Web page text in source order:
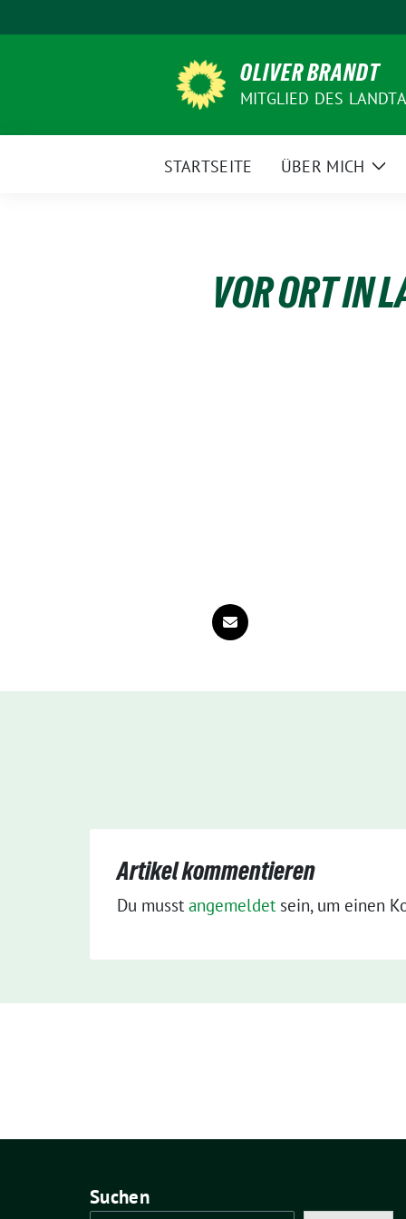
zum
OLIVER BRANDT
MITGLIED DES
STARTSEITE ÜBER MICH
VOR ORT IN
Artikel kommentieren
Du musst angemeldet sein, um einen
Suchen